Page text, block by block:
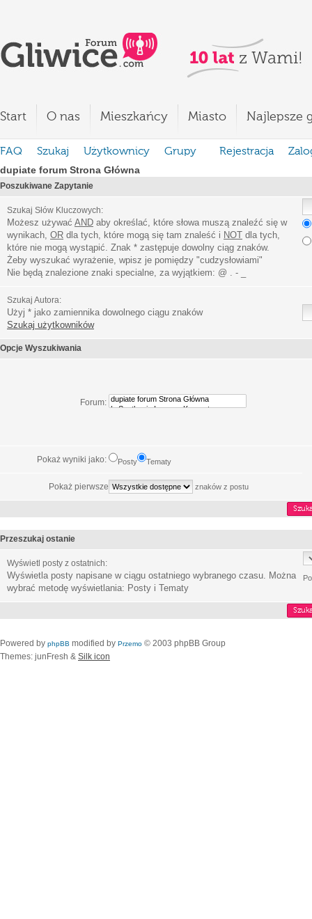
Start O nas Mieszkańcy Miasto Najlepsze
FAQ Szukaj Użytkownicy Grupy Rejestracja
dupiate forum Strona Główna
Poszukiwane Zapytanie
Szukaj Słów Kluczowych:
Możesz używać AND aby określać, które słowa muszą znaleźć się w
wynikach, OR dla tych, które mogą się tam znaleść i NOT dla tych,
które nie mogą wystąpić. Znak * zastępuje dowolny ciąg znaków.
Żeby wyszukać wyrażenie, wpisz je pomiędzy "cudzysłowiami"
Nie będą znalezione znaki specialne, za wyjątkiem: @ . - _
Szukaj Autora:
Użyj * jako zamiennika dowolnego ciągu znaków
Szukaj użytkowników
Opcje Wyszukiwania
Forum:
Pokaż wyniki jako: Posty Tematy
Pokaż pierwsze znaków z postu
Przeszukaj ostanie
Wyświetl posty z ostatnich:
Wyświetla posty napisane w ciągu ostatniego wybranego czasu. Można
wybrać metodę wyświetlania: Posty i Tematy
Powered by phpBB modified by Przemo © 2003 phpBB Group
Themes: junFresh & Silk icon